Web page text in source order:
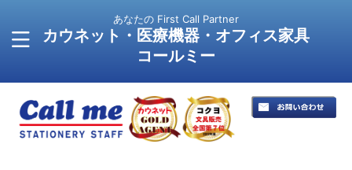
あなたの First Call Partner
カウネット・医療機器・オフィス家具
コールミー